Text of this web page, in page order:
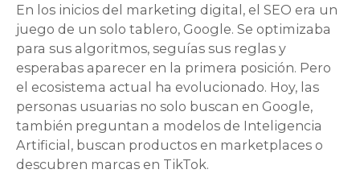
En los inicios del marketing digital, el SEO era un
juego de un solo tablero, Google. Se optimizaba
para sus algoritmos, seguías sus reglas y
esperabas aparecer en la primera posición. Pero
el ecosistema actual ha evolucionado. Hoy, las
personas usuarias no solo buscan en Google,
también preguntan a modelos de Inteligencia
Artificial, buscan productos en marketplaces o
descubren marcas en TikTok.